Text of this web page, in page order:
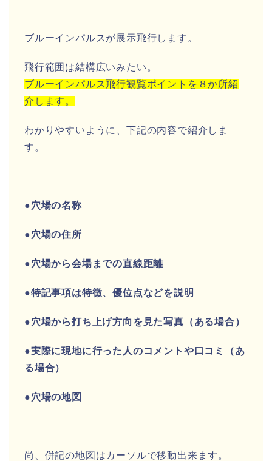
ブルーインパルスが展示飛行します。
飛行範囲は結構広いみたい。
ブルーインパルス飛行観覧ポイントを８か所紹
介します。
わかりやすいように、下記の内容で紹介しま
す。
●穴場の名称
●穴場の住所
●穴場から会場までの直線距離
●特記事項は特徴、優位点などを説明
●穴場から打ち上げ方向を見た写真（ある場合）
●実際に現地に行った人のコメントや口コミ（あ
る場合）
●穴場の地図
尚、併記の地図はカーソルで移動出来ます。